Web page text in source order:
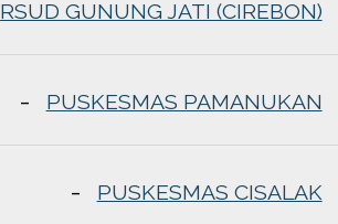
RSUD GUNUNG JATI (CIREBON)
PUSKESMAS PAMANUKAN
PUSKESMAS CISALAK